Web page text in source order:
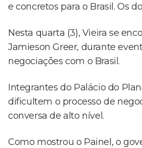
e concretos para o Brasil. Os
Nesta quarta (3), Vieira se
Jamieson Greer, durante
negociações com o Brasil.
Integrantes do Palácio do
dificultem o processo de
conversa de alto nível.
Como mostrou o Painel, o